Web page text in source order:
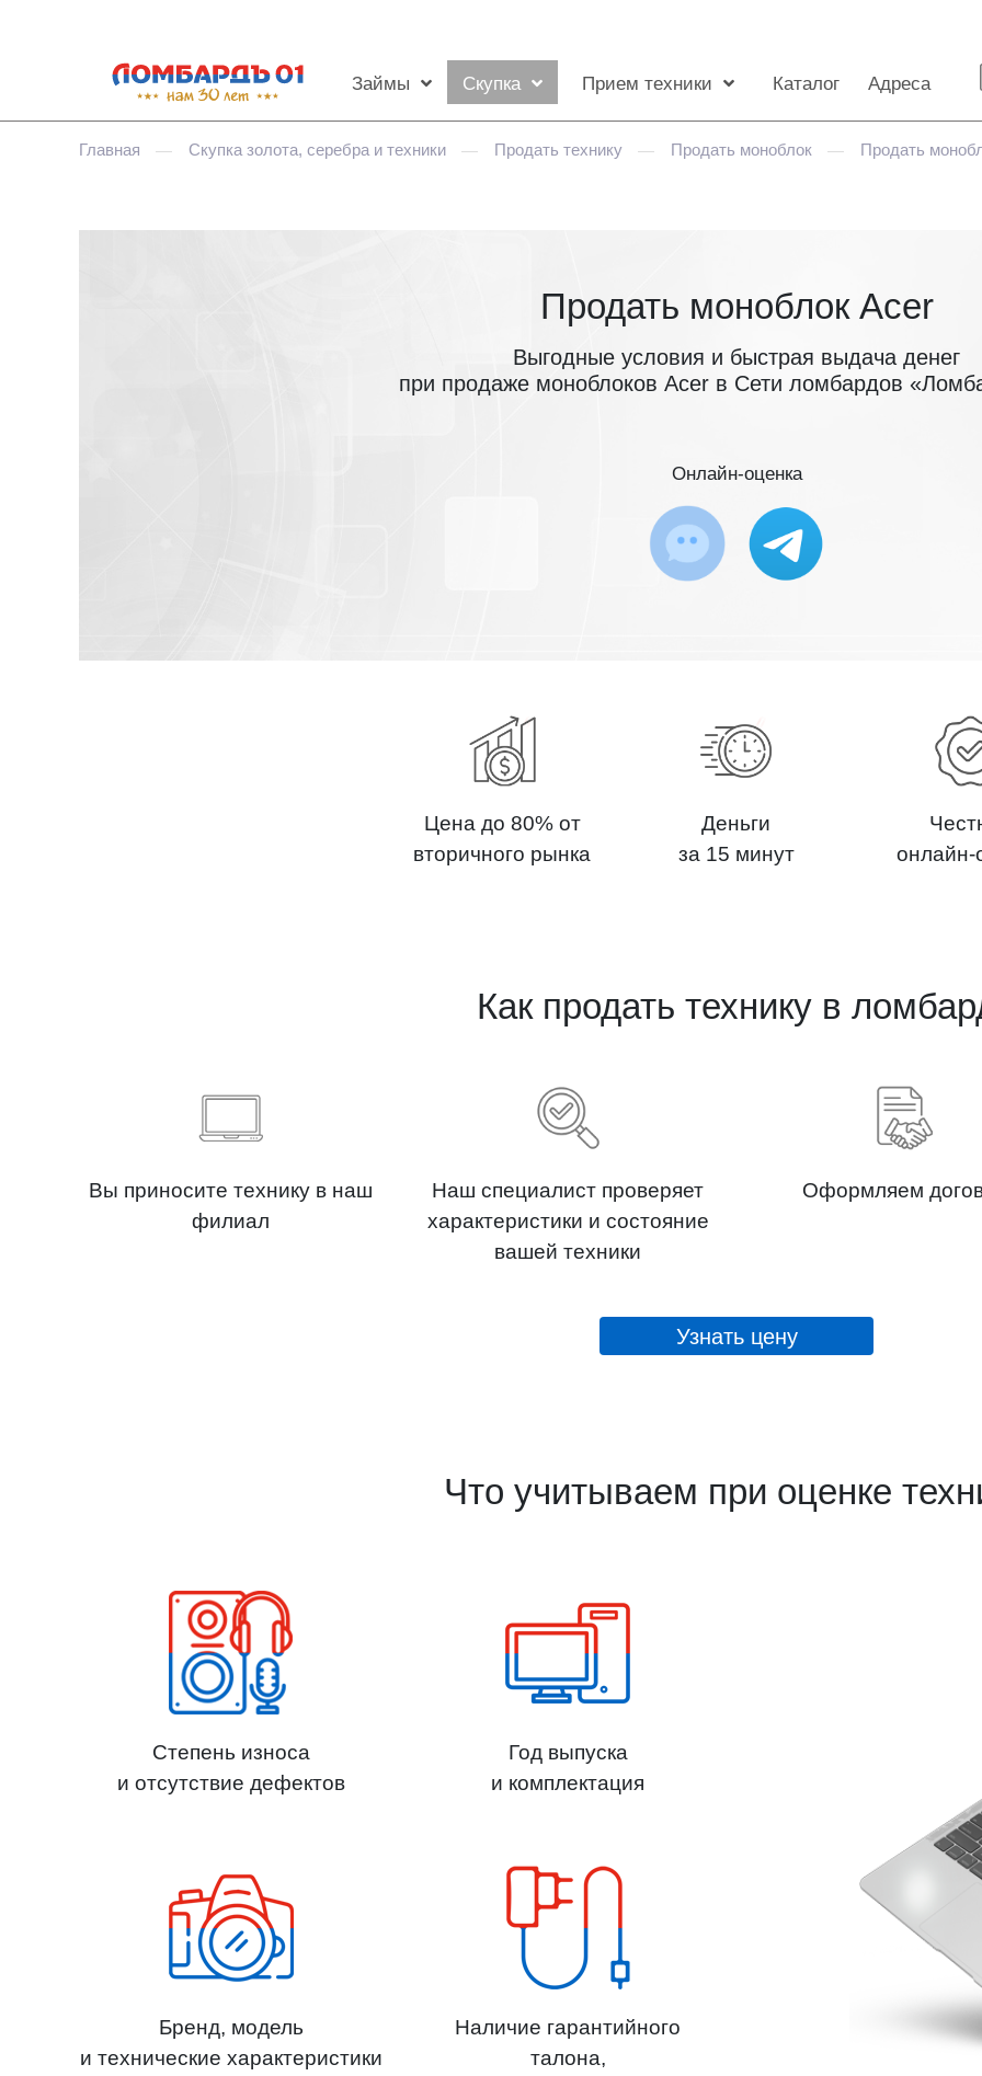
Займы Скупка Прием техники Каталог Адреса
Главная — Скупка золота, серебра и техники — Продать технику — Продать моноблок — Продать
Продать моноблок Acer
Выгодные условия и быстрая выдача денег
при продаже моноблоков Acer в Сети ломбардов
Онлайн-оценка
Цена до 80% от
вторичного рынка
Деньги
за 15 минут
онлайн-
Как продать технику в
Вы приносите технику в наш
филиал
Наш специалист проверяет
характеристики и состояние
вашей техники
Оформляем
Узнать цену
Что учитываем при оценке
Степень износа
и отсутствие дефектов
Год выпуска
и комплектация
Бренд, модель
и технические характеристики
Наличие гарантийного
талона,